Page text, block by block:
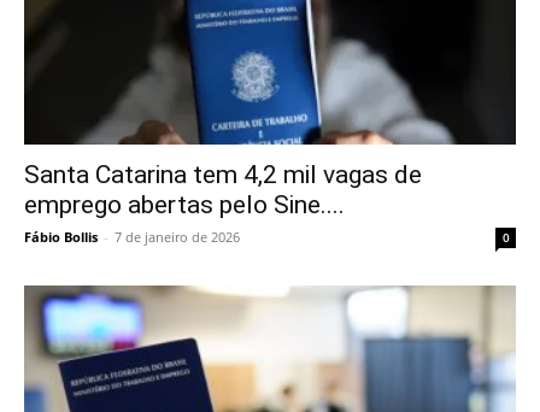
Santa Catarina tem 4,2 mil vagas de
emprego abertas pelo Sine....
Fábio Bollis - 7 de janeiro de 2026 0